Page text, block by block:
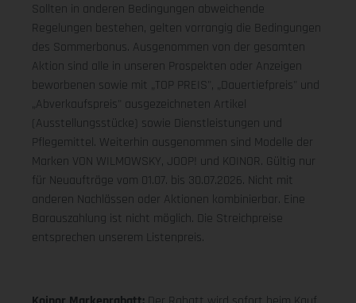
Sollten in anderen Bedingungen abweichende
Regelungen bestehen, gelten vorrangig die Bedingungen
des Sommerbonus. Ausgenommen von der gesamten
Aktion sind alle in unseren Prospekten oder Anzeigen
beworbenen sowie mit „TOP PREIS", „Dauertiefpreis" und
„Abverkaufspreis" ausgezeichneten Artikel
(Ausstellungsstücke) sowie Dienstleistungen und
Pflegemittel. Weiterhin ausgenommen sind Modelle der
Marken VON WILMOWSKY, JOOP! und KOINOR. Gültig nur
für Neuaufträge vom 01.07. bis 30.07.2026. Nicht mit
anderen Nachlässen oder Aktionen kombinierbar. Eine
Barauszahlung ist nicht möglich. Die Streichpreise
entsprechen unserem Listenpreis.